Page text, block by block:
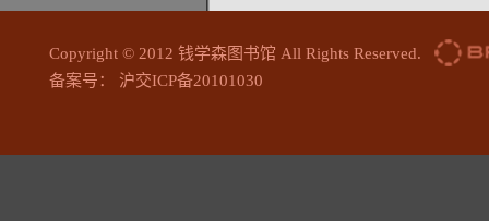
Copyright © 2012 钱学森图书馆 All Rights Reserved.
备案号： 沪交ICP备20101030